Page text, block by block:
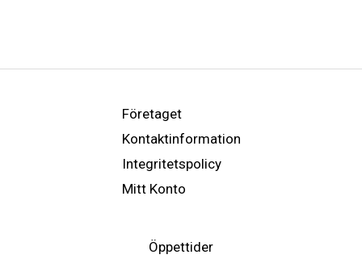
Företaget
Kontaktinformation
Integritetspolicy
Mitt Konto
Öppettider